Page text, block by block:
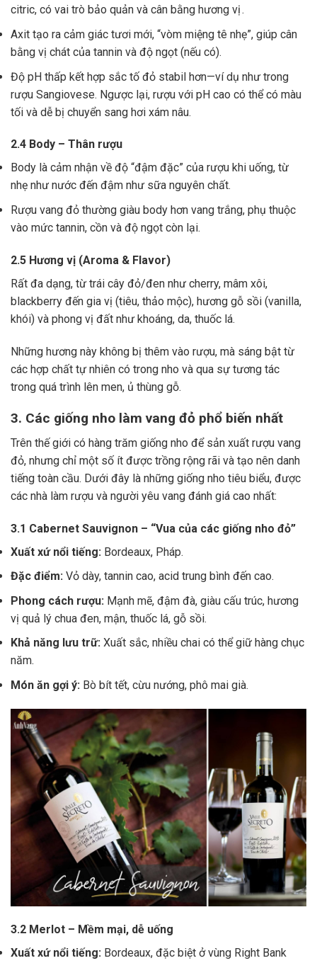
citric, có vai trò bảo quản và cân bằng hương vị .
Axit tạo ra cảm giác tươi mới, “vòm miệng tê nhẹ”, giúp cân
bằng vị chát của tannin và độ ngọt (nếu có).
Độ pH thấp kết hợp sắc tố đỏ stabil hơn—ví dụ như trong
rượu Sangiovese. Ngược lại, rượu với pH cao có thể có màu
tối và dễ bị chuyển sang hơi xám nâu.
2.4 Body – Thân rượu
Body là cảm nhận về độ “đậm đặc” của rượu khi uống, từ
nhẹ như nước đến đậm như sữa nguyên chất.
Rượu vang đỏ thường giàu body hơn vang trắng, phụ thuộc
vào mức tannin, cồn và độ ngọt còn lại.
2.5 Hương vị (Aroma & Flavor)
Rất đa dạng, từ trái cây đỏ/đen như cherry, mâm xôi,
blackberry đến gia vị (tiêu, thảo mộc), hương gỗ sồi (vanilla,
khói) và phong vị đất như khoáng, da, thuốc lá.
Những hương này không bị thêm vào rượu, mà sáng bật từ
các hợp chất tự nhiên có trong nho và qua sự tương tác
trong quá trình lên men, ủ thùng gỗ.
3. Các giống nho làm vang đỏ phổ biến nhất
Trên thế giới có hàng trăm giống nho để sản xuất rượu vang
đỏ, nhưng chỉ một số ít được trồng rộng rãi và tạo nên danh
tiếng toàn cầu. Dưới đây là những giống nho tiêu biểu, được
các nhà làm rượu và người yêu vang đánh giá cao nhất:
3.1 Cabernet Sauvignon – “Vua của các giống nho đỏ”
Xuất xứ nổi tiếng: Bordeaux, Pháp.
Đặc điểm: Vỏ dày, tannin cao, acid trung bình đến cao.
Phong cách rượu: Mạnh mẽ, đậm đà, giàu cấu trúc, hương
vị quả lý chua đen, mận, thuốc lá, gỗ sồi.
Khả năng lưu trữ: Xuất sắc, nhiều chai có thể giữ hàng chục
năm.
Món ăn gợi ý: Bò bít tết, cừu nướng, phô mai già.
3.2 Merlot – Mềm mại, dễ uống
Xuất xứ nổi tiếng: Bordeaux, đặc biệt ở vùng Right Bank